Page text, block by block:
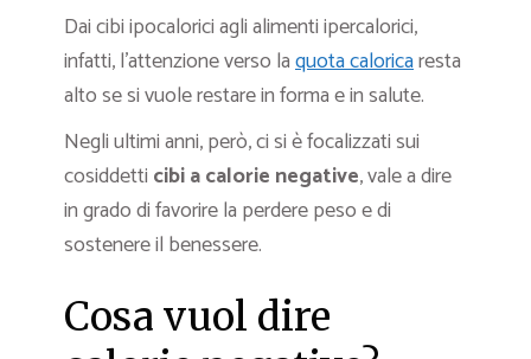
Dai cibi ipocalorici agli alimenti ipercalorici,
infatti, l’attenzione verso laquota caloricaresta
alto se si vuole restare in forma e in salute.
Negli ultimi anni, però, ci si è focalizzati sui
cosiddetti cibi a calorie negative, vale a dire
in grado di favorire la perdere peso e di
sostenere il benessere.
Cosa vuol dire